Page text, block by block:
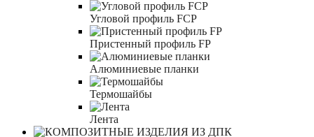
Угловой профиль FCP
Пристенный профиль FP
Алюминиевые планки
Термошайбы
Лента